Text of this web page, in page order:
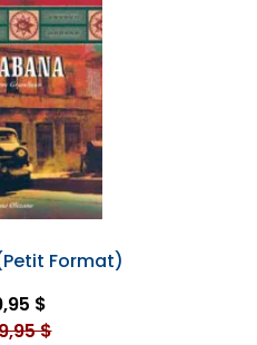
Format)
$
$